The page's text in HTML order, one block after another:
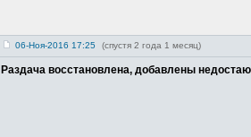
06-Ноя-2016 17:25 (спустя 2 года 1 месяц)
Раздача восстановлена, добавлены